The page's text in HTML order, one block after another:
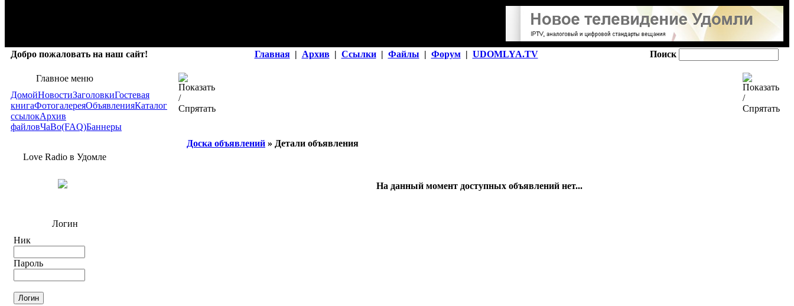
Добро пожаловать на наш сайт! Главная | Архив | Ссылки | Файлы | Форум | UDOMLYA.TV Поиск
Главное меню
ДомойНовостиЗаголовкиГостевая
книгаФотогалереяОбъявленияКаталог
ссылокАрхив
файловЧаВо(FAQ)Баннеры
Love Radio в Удомле
Логин
Ник
Пароль
Доска объявлений » Детали объявления
На данный момент доступных объявлений нет...